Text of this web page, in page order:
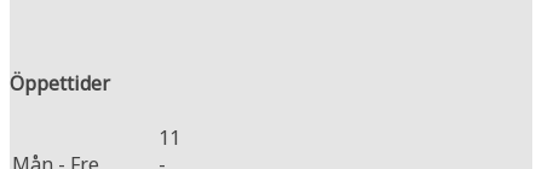
Öppettider
11